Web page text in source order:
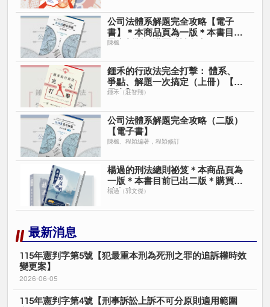
※台北大學法律系
經歷
※讀家民事財產法、身分法講師
著作
※身分法體系解題完全攻略
※司法官考試及格
※律師高考及格
※台大法研所商事法組
※台大法律系（書卷獎）
※台大法律系轉學考正取
※讀家民事財產法、公司法、證券交易法講師
※讀家轉學考班民總講師
著作
※證劵交易法體系解題完全攻略
FB：程穎&陳楓民商法加油站
https://www.facebook.com/LeiChen.CCLaw
公司法體系解題完全攻略【電子
書】＊本商品頁為一版＊本書目前
已出新版＊購買時請留意＊
陳楓
鍾禾的行政法完全打擊： 體系、
爭點、解題一次搞定（上冊）【電
子書】
鍾禾（莊智翔）
公司法體系解題完全攻略（二版）
【電子書】
陳楓、程穎編著，程穎修訂
楊過的刑法總則祕笈＊本商品頁為
一版＊本書目前已出二版＊購買時
請留意＊
楊過（郭文傑）
最新消息
115年憲判字第5號【犯最重本刑為死刑之罪的追訴權時效
變更案】
2026-06-05
115年憲判字第4號【刑事訴訟上訴不可分原則適用範圍